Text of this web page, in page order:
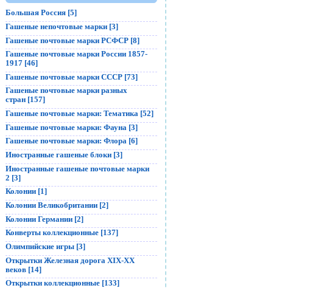
Большая Россия [5]
Гашеные непочтовые марки [3]
Гашеные почтовые марки РСФСР [8]
Гашеные почтовые марки России 1857-
1917 [46]
Гашеные почтовые марки СССР [73]
Гашеные почтовые марки разных
стран [157]
Гашеные почтовые марки: Тематика [52]
Гашеные почтовые марки: Фауна [3]
Гашеные почтовые марки: Флора [6]
Иностранные гашеные блоки [3]
Иностранные гашеные почтовые марки
2 [3]
Колонии [1]
Колонии Великобритании [2]
Колонии Германии [2]
Конверты коллекционные [137]
Олимпийские игры [3]
Открытки Железная дорога XIX-XX
веков [14]
Открытки коллекционные [133]